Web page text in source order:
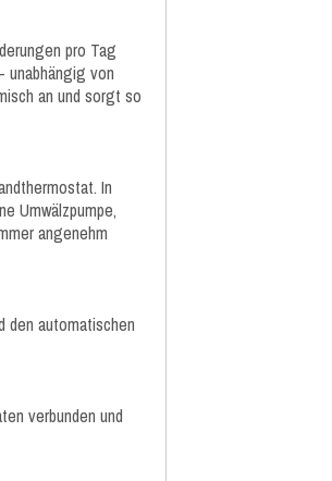
pro Tag
unabhängig von
an und sorgt so
In
Umwälzpumpe,
angenehm
automatischen
verbunden und